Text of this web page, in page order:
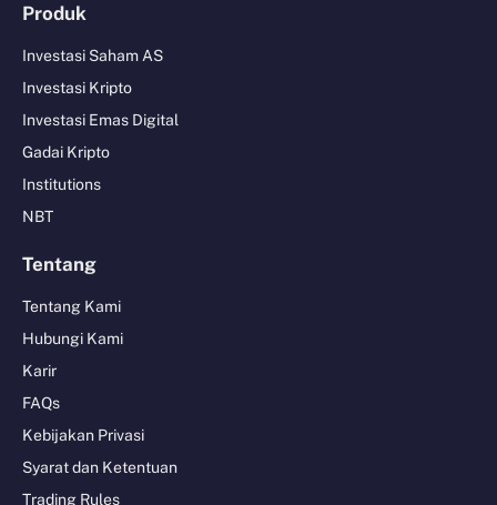
Produk
Investasi Saham AS
Investasi Kripto
Investasi Emas Digital
Gadai Kripto
Institutions
NBT
Tentang
Tentang Kami
Hubungi Kami
Karir
FAQs
Kebijakan Privasi
Syarat dan Ketentuan
Trading Rules